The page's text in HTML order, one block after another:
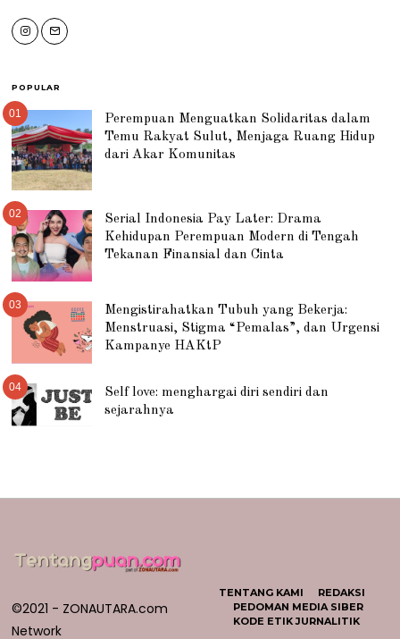
POPULAR
01
Perempuan Menguatkan Solidaritas dalam
Temu Rakyat Sulut, Menjaga Ruang Hidup
dari Akar Komunitas
02
Serial Indonesia Pay Later: Drama
Kehidupan Perempuan Modern di Tengah
Tekanan Finansial dan Cinta
03
Mengistirahatkan Tubuh yang Bekerja:
Menstruasi, Stigma “Pemalas”, dan Urgensi
Kampanye HAKtP
04
Self love: menghargai diri sendiri dan
sejarahnya
©2021 - ZONAUTARA.com
Network
TENTANG KAMI
REDAKSI
PEDOMAN MEDIA SIBER
KODE ETIK JURNALITIK